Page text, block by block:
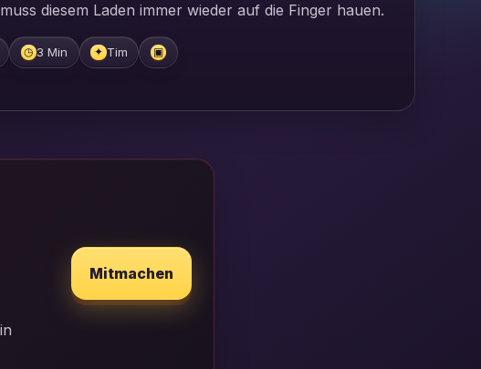
diesem Laden immer wieder auf die Finger hauen.
◷ 3 Min ✦ Tim ▣
Mitmachen